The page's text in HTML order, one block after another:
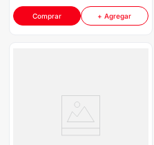
Comprar + Agregar